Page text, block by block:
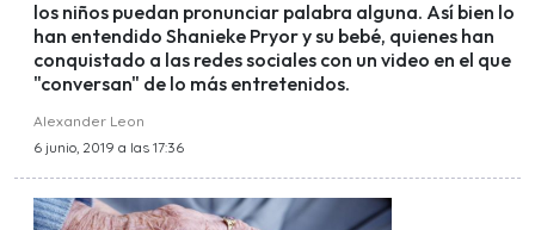
los niños puedan pronunciar palabra alguna. Así bien lo
han entendido Shanieke Pryor y su bebé, quienes han
conquistado a las redes sociales con un video en el que
"conversan" de lo más entretenidos.
Alexander Leon
6 junio, 2019 a las 17:36